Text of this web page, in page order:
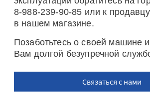
8-988-239-90-85 или к
в нашем магазине.
Позаботьтесь о своей машине
Вам долгой безупречной
Связаться с нами